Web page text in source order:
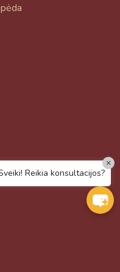
Reikia konsultacijos?
×